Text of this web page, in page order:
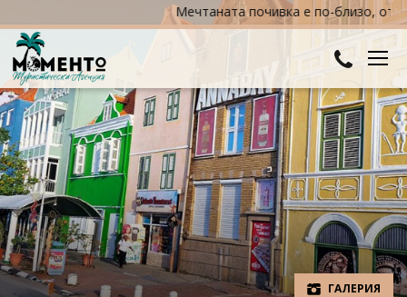
Мечтаната почивка е по-близо, отколкото
ДЕСТИНАЦИИ
Австралия и Океания
Азия
Африка
Европа
ХОТЕЛИ
Хотели в България
Хотели в Гърция
Хотели в Турция
КРУИЗИ
ТУРЦИЯ
ПРАЗНИЦИ ГАЛЕРИЯ